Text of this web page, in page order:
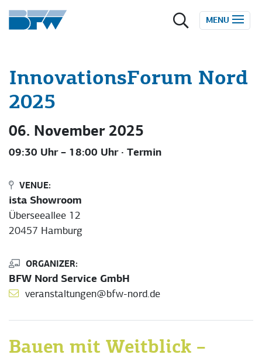
Zum Inhalt springen
MENU
InnovationsForum Nord
2025
06. November 2025
09:30 Uhr – 18:00 Uhr · Termin
VENUE:
ista Showroom
Überseeallee 12
20457 Hamburg
ORGANIZER:
BFW Nord Service GmbH
veranstaltungen@bfw-nord.de
Bauen mit Weitblick –